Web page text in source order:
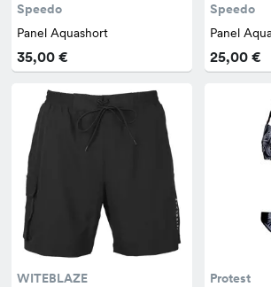
Speedo
Panel Aquashort
35,00 €
Speedo
Panel
25,00 €
WITEBLAZE
Protest